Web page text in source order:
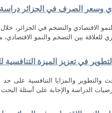
الصرف في الجزائر دراسة قياسية
في تعزيز الميزة
والتطوير والمزايا التنافسية على